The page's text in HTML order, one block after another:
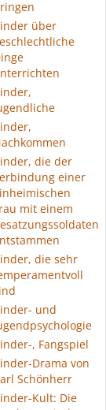
über
die der
einer
mit einem
die sehr
und
, Fangspiel
Drama von
Schönherr
Kult: Die